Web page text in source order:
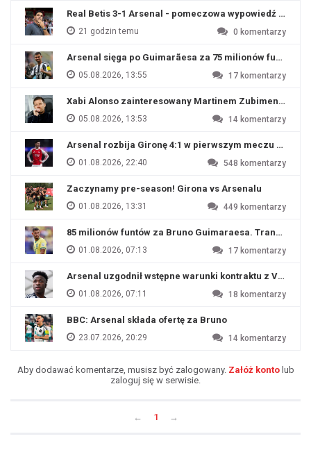
Real Betis 3-1 Arsenal - pomeczowa wypowiedź Artety
21 godzin temu 0 komentarzy
Arsenal sięga po Guimarãesa za 75 milionów funtów
05.08.2026, 13:55 17 komentarzy
Xabi Alonso zainteresowany Martinem Zubimendim
05.08.2026, 13:53 14 komentarzy
Arsenal rozbija Gironę 4:1 w pierwszym meczu
01.08.2026, 22:40 548 komentarzy
Zaczynamy pre-season! Girona vs Arsenalu
01.08.2026, 13:31 449 komentarzy
85 milionów funtów za Bruno Guimaraesa. Transfer
01.08.2026, 07:13 17 komentarzy
Arsenal uzgodnił wstępne warunki kontraktu z
01.08.2026, 07:11 18 komentarzy
BBC: Arsenal składa ofertę za Bruno
23.07.2026, 20:29 14 komentarzy
Aby dodawać komentarze, musisz być zalogowany. Załóż kontolub
zaloguj się w serwisie.
← 1 →